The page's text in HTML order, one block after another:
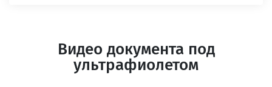
Видео документа под
ультрафиолетом